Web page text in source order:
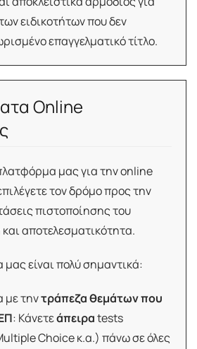
ειδικοτήτων που δεν
επαγγελματικό τίτλο.
Online
μας για την online
τον δρόμο προς την
πιστοποίησης του
αποτελεσματικότητα.
είναι πολύ σημαντικά:
με τηντράπεζα θεμάτων που
: Κάνετεάπειραtests
Choice κ.α.) πάνω σε όλες